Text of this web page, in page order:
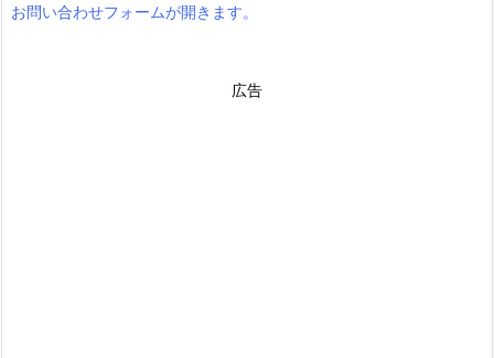
お問い合わせフォームが開きます。
広告